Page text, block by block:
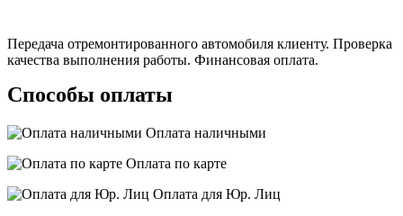
Передача отремонтированного автомобиля клиенту. Проверка
качества выполнения работы. Финансовая оплата.
Способы оплаты
Оплата наличными
Оплата по карте
Оплата для Юр. Лиц